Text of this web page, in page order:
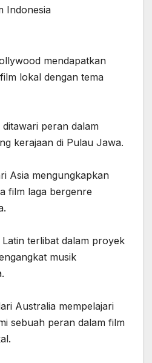
Indonesia
mendapatkan
lokal dengan tema
peran dalam
kerajaan di Pulau Jawa.
Asia mengungkapkan
film laga bergenre
terlibat dalam proyek
musik
Australia mempelajari
sebuah peran dalam film